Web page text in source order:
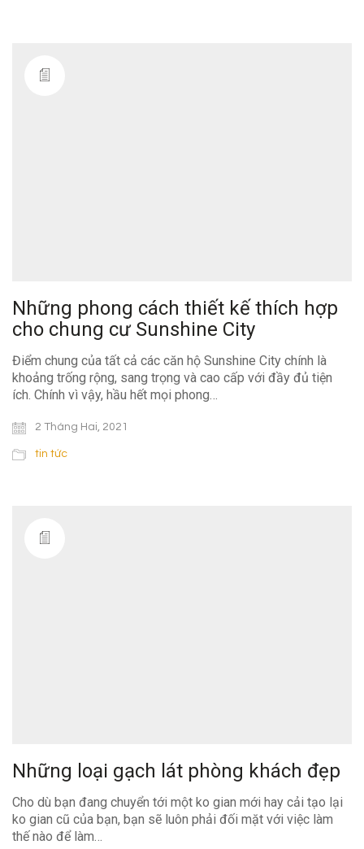
Những phong cách thiết kế thích hợp
cho chung cư Sunshine City
Điểm chung của tất cả các căn hộ Sunshine City chính là
khoảng trống rộng, sang trọng và cao cấp với đầy đủ tiện
ích. Chính vì vậy, hầu hết mọi phong…
2 Tháng Hai, 2021
tin tức
Những loại gạch lát phòng khách đẹp
Cho dù bạn đang chuyển tới một ko gian mới hay cải tạo lại
ko gian cũ của bạn, bạn sẽ luôn phải đối mặt với việc làm
thế nào để làm…